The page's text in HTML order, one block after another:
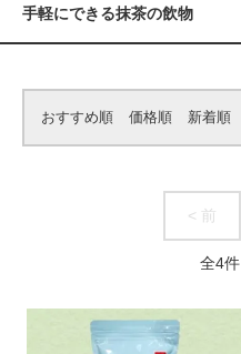
手軽にできる抹茶の飲物
おすすめ順 価格順 新着順
< 前
全4件